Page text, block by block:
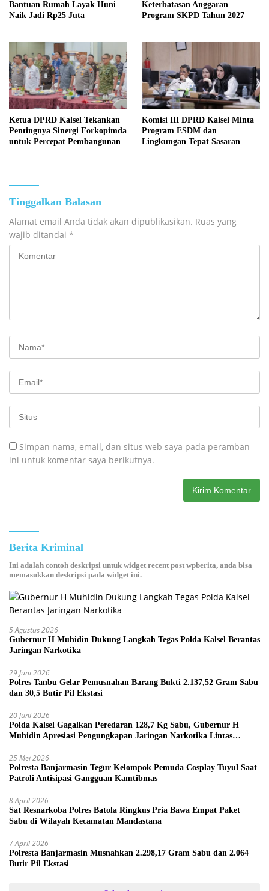
Bantuan Rumah Layak Huni
Naik Jadi Rp25 Juta
Keterbatasan Anggaran
Program SKPD Tahun 2027
Ketua DPRD Kalsel Tekankan
Pentingnya Sinergi Forkopimda
untuk Percepat Pembangunan
Komisi III DPRD Kalsel Minta
Program ESDM dan
Lingkungan Tepat Sasaran
Tinggalkan Balasan
Alamat email Anda tidak akan dipublikasikan. Ruas yang
wajib ditandai *
Simpan nama, email, dan situs web saya pada peramban
ini untuk komentar saya berikutnya.
Berita Kriminal
Ini adalah contoh deskripsi untuk widget recent post wpberita, anda bisa
memasukkan deskripsi pada widget ini.
5 Agustus 2026
Gubernur H Muhidin Dukung Langkah Tegas Polda Kalsel Berantas
Jaringan Narkotika
29 Juni 2026
Polres Tanbu Gelar Pemusnahan Barang Bukti 2.137,52 Gram Sabu
dan 30,5 Butir Pil Ekstasi
20 Juni 2026
Polda Kalsel Gagalkan Peredaran 128,7 Kg Sabu, Gubernur H
Muhidin Apresiasi Pengungkapan Jaringan Narkotika Lintas
25 Mei 2026
Polresta Banjarmasin Tegur Kelompok Pemuda Cosplay Tuyul Saat
Patroli Antisipasi Gangguan Kamtibmas
8 April 2026
Sat Resnarkoba Polres Batola Ringkus Pria Bawa Empat Paket
Sabu di Wilayah Kecamatan Mandastana
7 April 2026
Polresta Banjarmasin Musnahkan 2.298,17 Gram Sabu dan 2.064
Butir Pil Ekstasi